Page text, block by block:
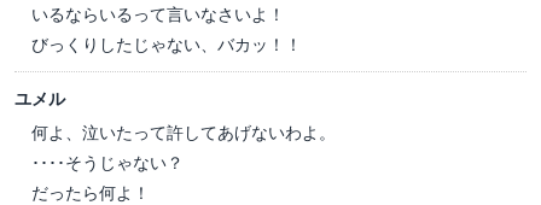
いるならいるって言いなさいよ！
びっくりしたじゃない、バカッ！！
ユメル
何よ、泣いたって許してあげないわよ。
････そうじゃない？
だったら何よ！